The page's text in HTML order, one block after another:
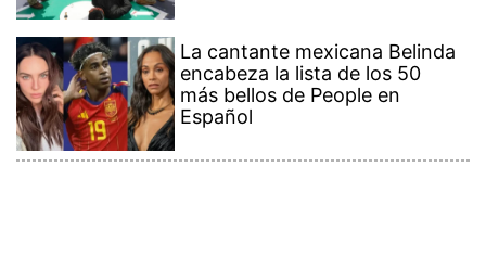
La cantante mexicana Belinda
encabeza la lista de los 50
más bellos de People en
Español